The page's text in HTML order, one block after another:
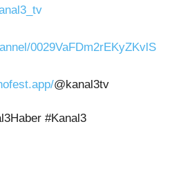
0029VaFDm2rEKyZKvlS
@kanal3tv
#Kanal3